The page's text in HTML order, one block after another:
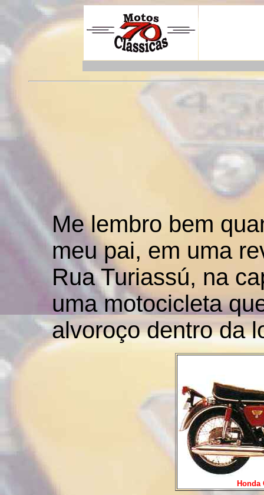
Me lembro bem
meu pai, em uma
Rua Turiassú, na
uma motocicleta
alvoroço dentro da
Honda